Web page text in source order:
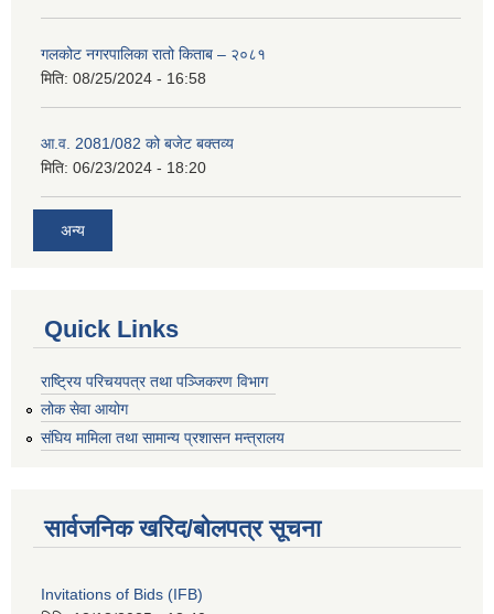
गलकोट नगरपालिका रातो किताब – २०८१
मिति: 08/25/2024 - 16:58
आ.व. 2081/082 को बजेट बक्तव्य
मिति: 06/23/2024 - 18:20
अन्य
Quick Links
राष्ट्रिय परिचयपत्र तथा पञ्जिकरण विभाग
लोक सेवा आयोग
संघिय मामिला तथा सामान्य प्रशासन मन्त्रालय
सार्वजनिक खरिद/बोलपत्र सूचना
Invitations of Bids (IFB)